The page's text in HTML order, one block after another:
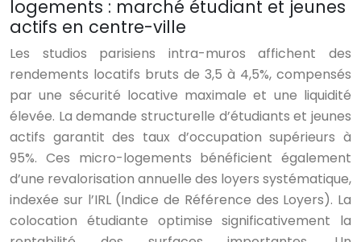
logements : marché étudiant et jeunes
actifs en centre-ville
Les studios parisiens intra-muros affichent des
rendements locatifs bruts de 3,5 à 4,5%, compensés
par une sécurité locative maximale et une liquidité
élevée. La demande structurelle d’étudiants et jeunes
actifs garantit des taux d’occupation supérieurs à
95%. Ces micro-logements bénéficient également
d’une revalorisation annuelle des loyers systématique,
indexée sur l’IRL (Indice de Référence des Loyers). La
colocation étudiante optimise significativement la